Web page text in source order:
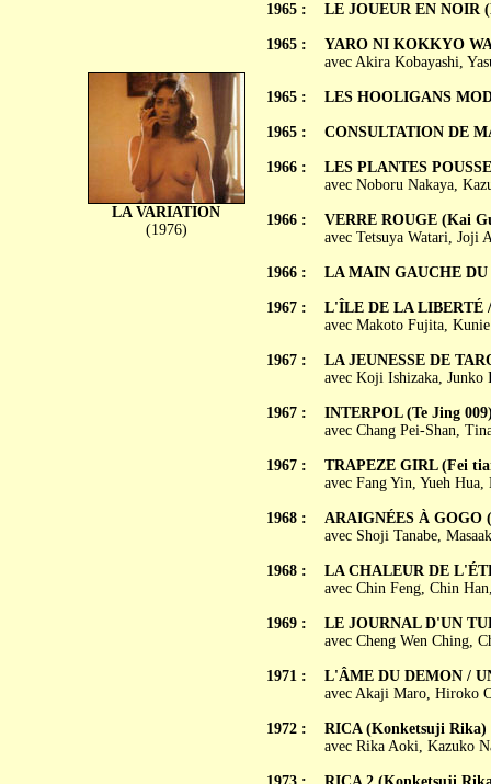
LA VARIATION
(1976)
1965 :
1965 :
1965 :
1965 :
1966 :
1966 :
1966 :
1967 :
1967 :
1967 :
1967 :
1968 :
1968 :
1969 :
1971 :
1972 :
LE JOUEUR EN NOIR
YARO NI KOKKYO
avec Akira Kobayashi,
LES HOOLIGANS
CONSULTATION DE
LES PLANTES
avec Noboru Nakaya,
VERRE ROUGE (Kai
avec Tetsuya Watari, Joji
LA MAIN GAUCHE
L'ÎLE DE LA LIBERTÉ
avec Makoto Fujita,
LA JEUNESSE DE
avec Koji Ishizaka, Junko
INTERPOL (Te Jing
avec Chang Pei-Shan,
TRAPEZE GIRL (Fei
avec Fang Yin, Yueh
ARAIGNÉES À GOGO
avec Shoji Tanabe,
LA CHALEUR DE
avec Chin Feng, Chin
LE JOURNAL D'UN
avec Cheng Wen Ching,
L'ÂME DU DEMON /
avec Akaji Maro, Hiroko
RICA (Konketsuji Rika)
avec Rika Aoki, Kazuko